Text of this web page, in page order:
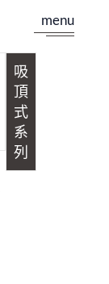
menu
吸
頂
式
系
列